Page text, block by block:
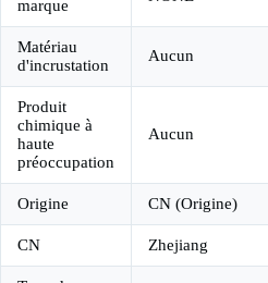
marque
Matériau
d'incrustation
Aucun
Produit
chimique à
haute
préoccupation
Aucun
Origine CN (Origine)
CN Zhejiang